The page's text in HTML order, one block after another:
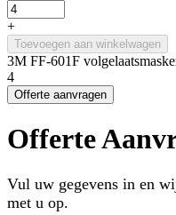
+
Toevoegen aan winkelwagen
3M FF-601F
4
Offerte aanvragen
Offerte
Vul uw gegevens in en
met u op.